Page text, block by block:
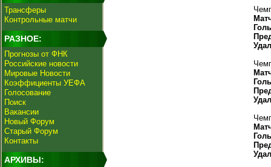
Трансферы
Контрольные матчи
РАЗНОЕ:
Прогнозы от ФНК
Российские новости
Мировые Новости
Коэффициенты УЕФА
Голосование
Поиск
Вакансии
Новый Форум
Старый Форум
Контакты
АРХИВЫ: